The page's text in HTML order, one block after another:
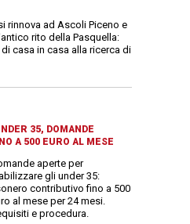
rinnova ad Ascoli Piceno e
rito della Pasquella:
casa in casa alla ricerca di
35, DOMANDE
A 500 EURO AL MESE
aperte per
gli under 35:
contributivo fino a 500
al mese per 24 mesi.
e procedura.